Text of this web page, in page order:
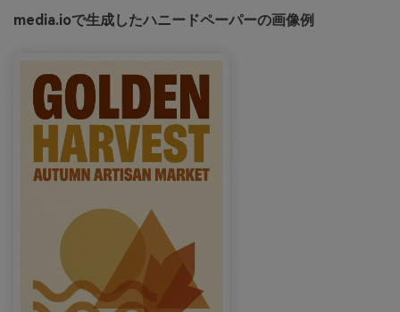
media.ioで生成したハニードペーパーの画像例